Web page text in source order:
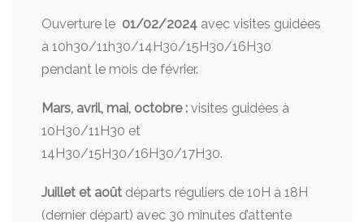
Ouverture le 01/02/2024 avec visites guidées
à 10h30/11h30/14H30/15H30/16H30
pendant le mois de février.
Mars, avril, mai, octobre : visites guidées à
10H30/11H30 et
14H30/15H30/16H30/17H30.
Juillet et août départs réguliers de 10H à 18H
(dernier départ) avec 30 minutes d’attente